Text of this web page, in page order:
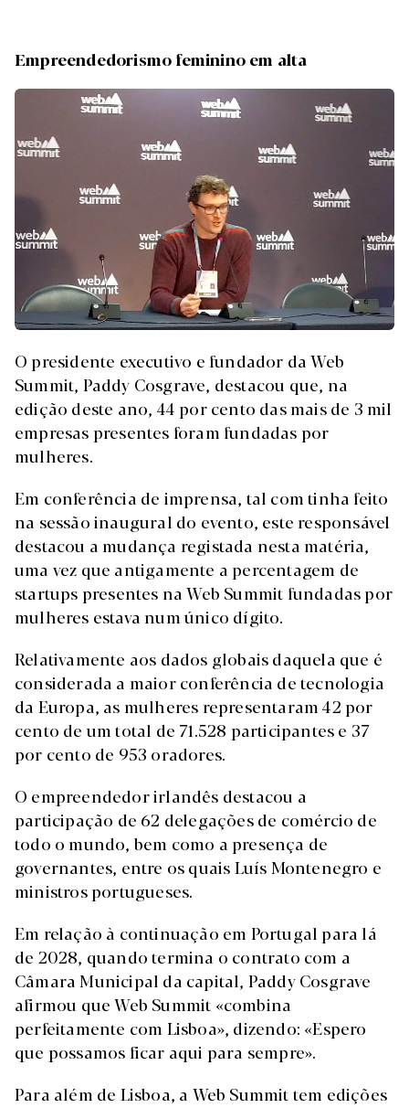
Empreendedorismo feminino em alta
O presidente executivo e fundador da Web
Summit, Paddy Cosgrave, destacou que, na
edição deste ano, 44 por cento das mais de 3 mil
empresas presentes foram fundadas por
mulheres.
Em conferência de imprensa, tal com tinha feito
na sessão inaugural do evento, este responsável
destacou a mudança registada nesta matéria,
uma vez que antigamente a percentagem de
startups presentes na Web Summit fundadas por
mulheres estava num único dígito.
Relativamente aos dados globais daquela que é
considerada a maior conferência de tecnologia
da Europa, as mulheres representaram 42 por
cento de um total de 71.528 participantes e 37
por cento de 953 oradores.
O empreendedor irlandês destacou a
participação de 62 delegações de comércio de
todo o mundo, bem como a presença de
governantes, entre os quais Luís Montenegro e
ministros portugueses.
Em relação à continuação em Portugal para lá
de 2028, quando termina o contrato com a
Câmara Municipal da capital, Paddy Cosgrave
afirmou que Web Summit «combina
perfeitamente com Lisboa», dizendo: «Espero
que possamos ficar aqui para sempre».
Para além de Lisboa, a Web Summit tem edições